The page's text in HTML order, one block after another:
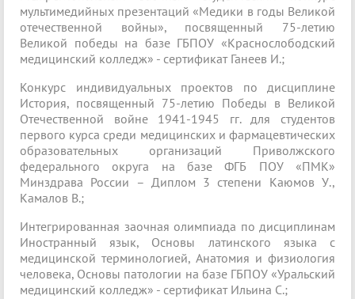
мультимедийных презентаций «Медики в годы Великой
отечественной войны», посвященный 75-летию
Великой победы на базе ГБПОУ «Краснослободский
медицинский колледж» - сертификат Ганеев И.;
Конкурс индивидуальных проектов по дисциплине
История, посвященный 75-летию Победы в Великой
Отечественной войне 1941-1945 гг. для студентов
первого курса среди медицинских и фармацевтических
образовательных организаций Приволжского
федерального округа на базе ФГБ ПОУ «ПМК»
Минздрава России – Диплом 3 степени Каюмов У.,
Камалов В.;
Интегрированная заочная олимпиада по дисциплинам
Иностранный язык, Основы латинского языка с
медицинской терминологией, Анатомия и физиология
человека, Основы патологии на базе ГБПОУ «Уральский
медицинский колледж» - сертификат Ильина С.;